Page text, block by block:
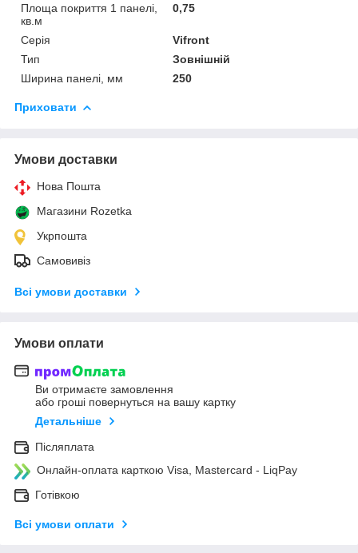
Площа покриття 1 панелі,
кв.м
0,75
Серія
Vifront
Тип
Зовнішній
Ширина панелі, мм
250
Приховати
Умови доставки
Нова Пошта
Магазини Rozetka
Укрпошта
Самовивіз
Всі умови доставки
Умови оплати
Ви отримаєте замовлення
або гроші повернуться на вашу картку
Детальніше
Післяплата
Онлайн-оплата карткою Visa, Mastercard - LiqPay
Готівкою
Всі умови оплати